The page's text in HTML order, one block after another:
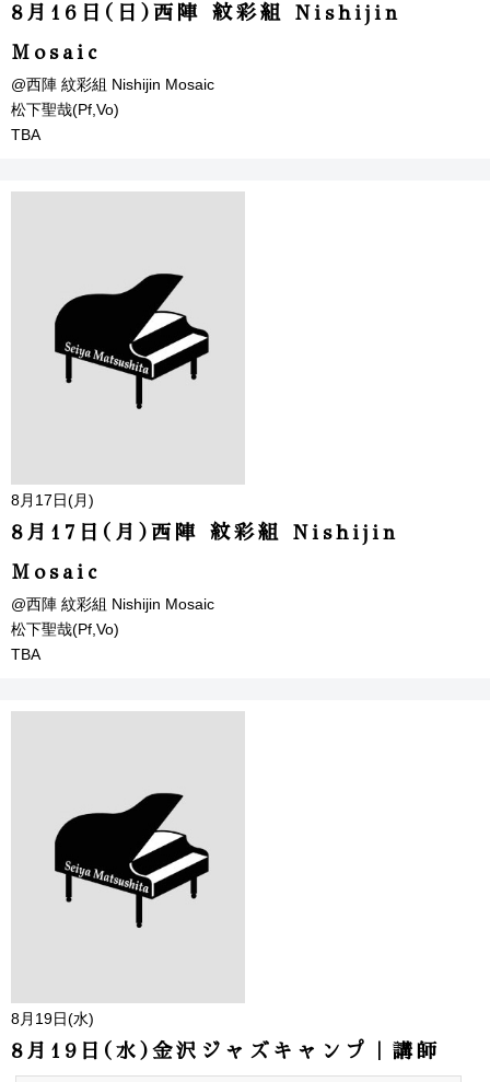
8月16日(日)西陣 紋彩組 Nishijin
Mosaic
@西陣 紋彩組 Nishijin Mosaic
松下聖哉(Pf,Vo)
TBA
8月17日(月)
8月17日(月)西陣 紋彩組 Nishijin
Mosaic
@西陣 紋彩組 Nishijin Mosaic
松下聖哉(Pf,Vo)
TBA
8月19日(水)
8月19日(水)金沢ジャズキャンプ｜講師